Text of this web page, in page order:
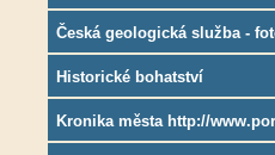
Česká geologická služba -
Historické bohatství
Kronika města http://